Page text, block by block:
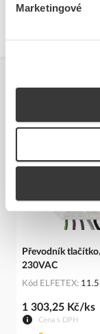
Marketingové
Převodník
230VAC
Kód ELFETEX
Cena s DPH
1 303,25 Kč/ks